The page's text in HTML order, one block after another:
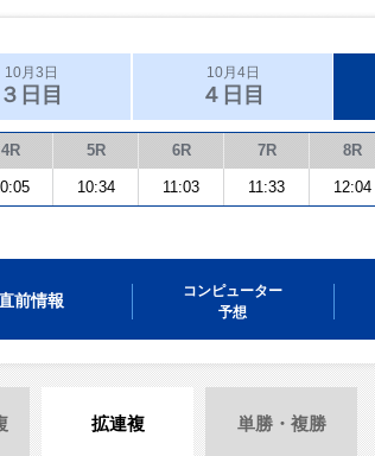
10月3日
３日目
10月4日
４日目
4R 5R 6R 7R 8R
10:34 11:03 11:33 12:04
前情報
コンピューター
予想
拡連複 単勝・複勝